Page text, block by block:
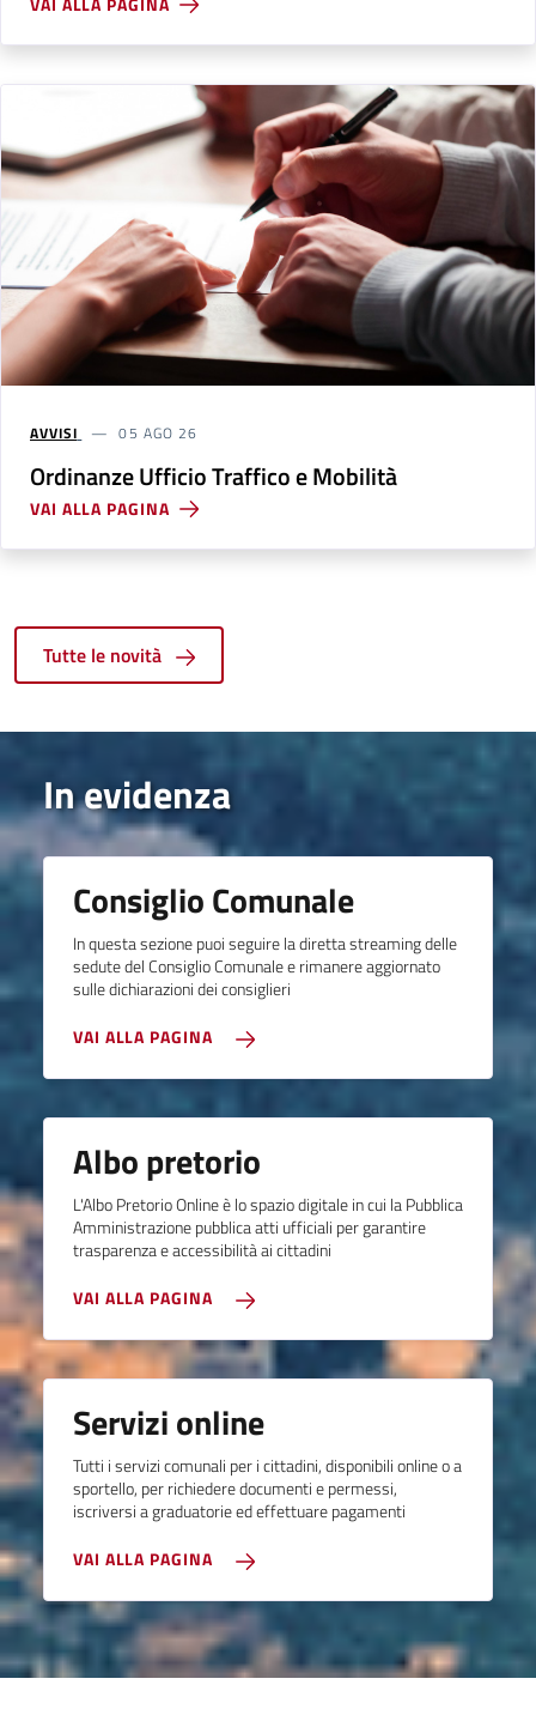
AVVISI 05 AGO 26
Ordinanze Ufficio Traffico e Mobilità
VAI ALLA PAGINA
Tutte le novità
In evidenza
Consiglio Comunale
In questa sezione puoi seguire la diretta streaming delle
sedute del Consiglio Comunale e rimanere aggiornato
sulle dichiarazioni dei consiglieri
VAI ALLA PAGINA
Albo pretorio
L'Albo Pretorio Online è lo spazio digitale in cui la Pubblica
Amministrazione pubblica atti ufficiali per garantire
trasparenza e accessibilità ai cittadini
VAI ALLA PAGINA
Servizi online
Tutti i servizi comunali per i cittadini, disponibili online o a
sportello, per richiedere documenti e permessi,
iscriversi a graduatorie ed effettuare pagamenti
VAI ALLA PAGINA